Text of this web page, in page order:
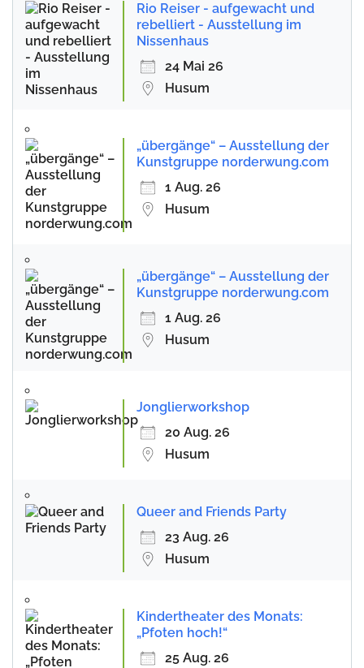
Rio Reiser - aufgewacht und
rebelliert - Ausstellung im
Nissenhaus
24 Mai 26
Husum
„übergänge“ – Ausstellung der
Kunstgruppe norderwung.com
1 Aug. 26
Husum
„übergänge“ – Ausstellung der
Kunstgruppe norderwung.com
1 Aug. 26
Husum
Jonglierworkshop
20 Aug. 26
Husum
Queer and Friends Party
23 Aug. 26
Husum
Kindertheater des Monats:
„Pfoten hoch!“
25 Aug. 26